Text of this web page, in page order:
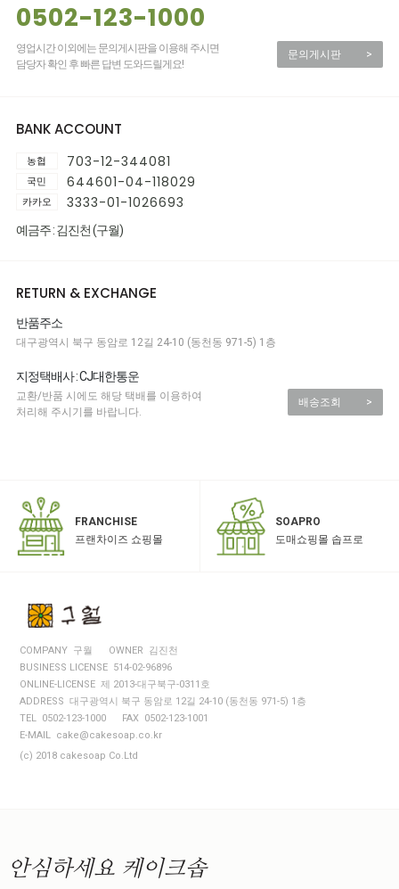
0502-123-1000
영업시간 이외에는 문의게시판을 이용해 주시면
담당자 확인 후 빠른 답변 도와드릴게요!
문의게시판 >
BANK ACCOUNT
농협 703-12-344081
국민 644601-04-118029
카카오 3333-01-1026693
예금주 : 김진천 (구월)
RETURN & EXCHANGE
반품주소
대구광역시 북구 동암로 12길 24-10 (동천동 971-5) 1층
지정택배사 : CJ대한통운
교환/반품 시에도 해당 택배를 이용하여
처리해 주시기를 바랍니다.
배송조회 >
FRANCHISE
프랜차이즈 쇼핑몰
SOAPRO
도매쇼핑몰 솝프로
COMPANY 구월
OWNER 김진천
BUSINESS LICENSE 514-02-96896
ONLINE-LICENSE 제 2013-대구북구-0311호
ADDRESS 대구광역시 북구 동암로 12길 24-10 (동천동 971-5) 1층
TEL 0502-123-1000
FAX 0502-123-1001
E-MAIL cake@cakesoap.co.kr
(c) 2018 cakesoap Co.Ltd
안심하세요 케이크솝